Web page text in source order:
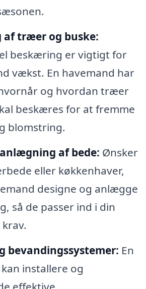
af træer og buske:
beskæring er vigtigt for
vækst. En havemand har
og hvordan træer
beskæres for at fremme
blomstring.
af bede: Ønsker
eller køkkenhaver,
designe og anlægge
så de passer ind i din
bevandingssystemer: En
installere og